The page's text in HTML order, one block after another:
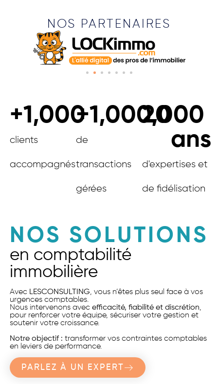
NOS PARTENAIRES
clients
accompagnés
+1,000
de
transactions
gérées
+1,000,000
d'expertises et
de fidélisation
20
ans
NOS SOLUTIONS
en comptabilité
immobilière
Avec LESCONSULTING, vous n’êtes plus seul face à vos
urgences comptables.
Nous intervenons avec efficacité, fiabilité et discrétion,
pour renforcer votre équipe, sécuriser votre gestion et
soutenir votre croissance.
Notre objectif : transformer vos contraintes comptables
en leviers de performance.
PARLEZ À UN EXPERT